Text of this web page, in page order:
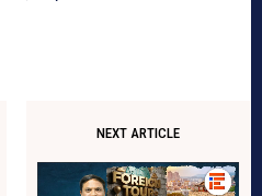
NEXT ARTICLE